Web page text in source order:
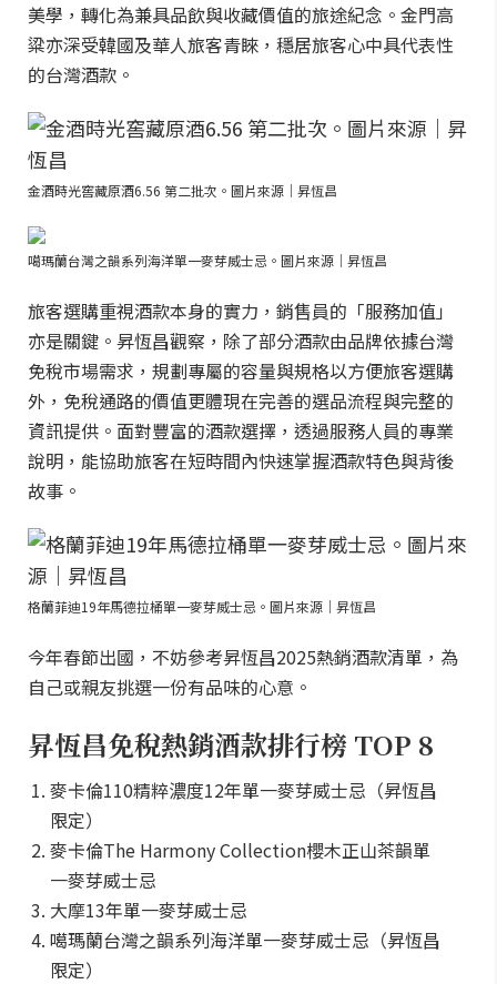
美學，轉化為兼具品飲與收藏價值的旅途紀念。金門高
粱亦深受韓國及華人旅客青睞，穩居旅客心中具代表性
的台灣酒款。
金酒時光窖藏原酒6.56 第二批次。圖片來源｜昇恆昌
噶瑪蘭台灣之韻系列海洋單一麥芽威士忌。圖片來源｜昇恆昌
旅客選購重視酒款本身的實力，銷售員的「服務加值」
亦是關鍵。昇恆昌觀察，除了部分酒款由品牌依據台灣
免稅市場需求，規劃專屬的容量與規格以方便旅客選購
外，免稅通路的價值更體現在完善的選品流程與完整的
資訊提供。面對豐富的酒款選擇，透過服務人員的專業
說明，能協助旅客在短時間內快速掌握酒款特色與背後
故事。
格蘭菲迪19年馬德拉桶單一麥芽威士忌。圖片來源｜昇恆昌
今年春節出國，不妨參考昇恆昌2025熱銷酒款清單，為
自己或親友挑選一份有品味的心意。
昇恆昌免稅熱銷酒款排行榜 TOP 8
麥卡倫110精粹濃度12年單一麥芽威士忌（昇恆昌
限定）
麥卡倫The Harmony Collection櫻木正山茶韻單
一麥芽威士忌
大摩13年單一麥芽威士忌
噶瑪蘭台灣之韻系列海洋單一麥芽威士忌（昇恆昌
限定）